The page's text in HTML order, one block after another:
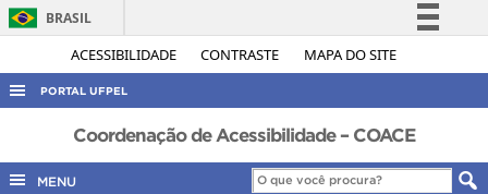
ACESSIBILIDADE CONTRASTE MAPA DO SITE
BRASIL
Simplifique!
Legislação
PORTAL UFPEL
ACESSO À INFORMAÇÃO
AUDITORIA
Coordenação de Acessibilidade – COACE
MENU